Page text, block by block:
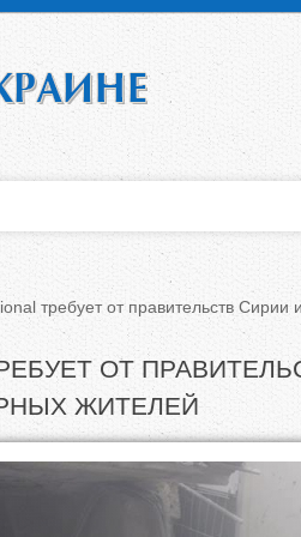
требует от правительств Сирии
ТРЕБУЕТ ОТ
ЖИТЕЛЕЙ